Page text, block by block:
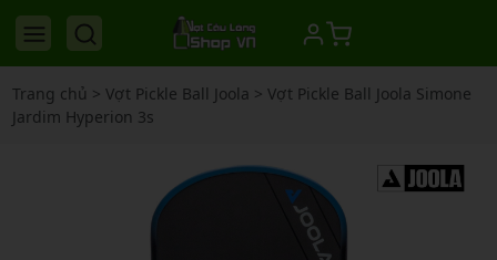
Trang chủ > Vợt Pickle Ball Joola > Vợt Pickle Ball Joola Simone
Jardim Hyperion 3s